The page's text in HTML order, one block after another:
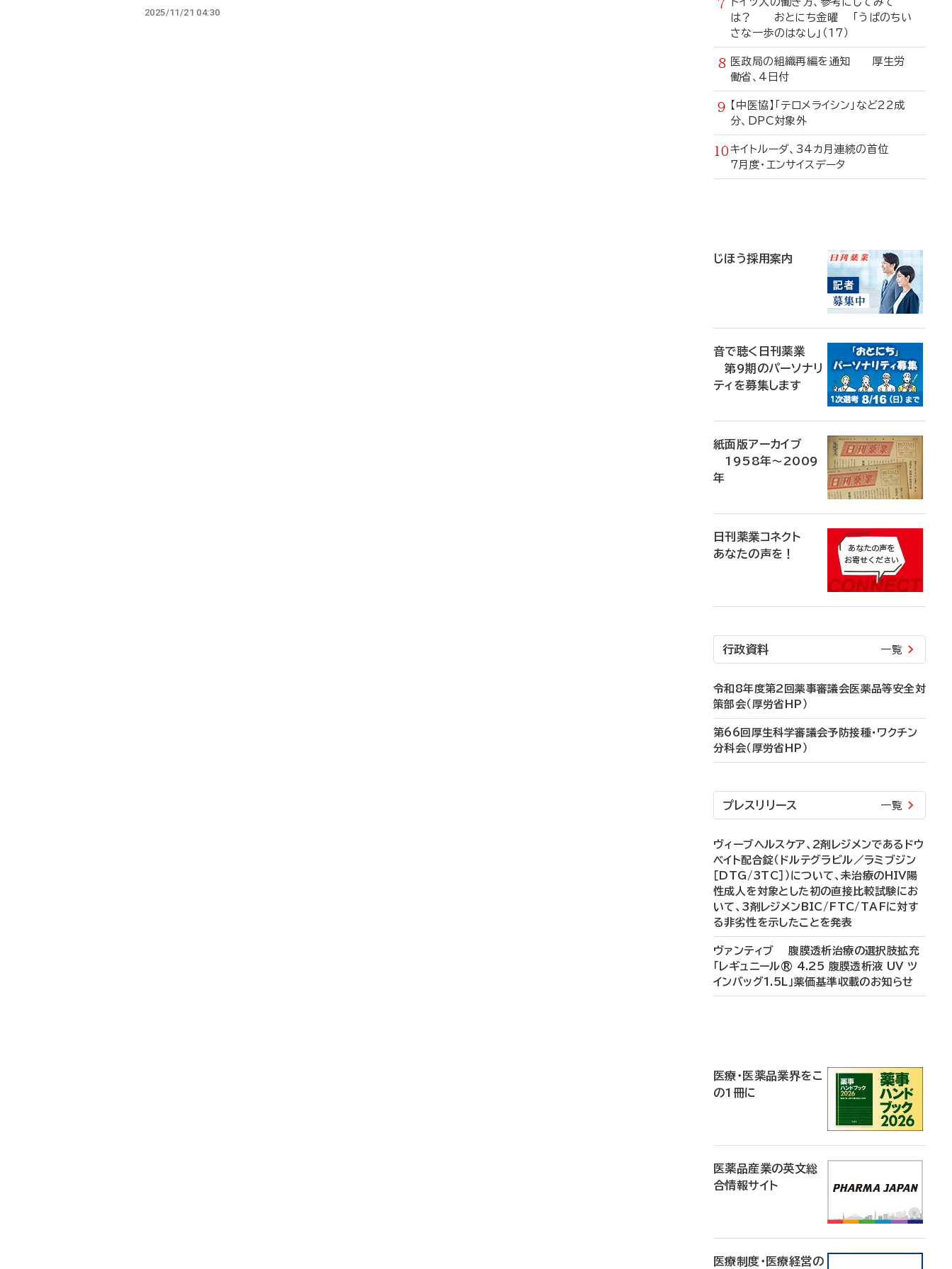
2025/11/21 04:30
は？ おとにち金曜 「うぱのちい
さな一歩のはなし」（17）
医政局の組織再編を通知 厚生労
働省、4日付
【中医協】「テロメライシン」など22成
分、DPC対象外
キイトルーダ、34カ月連続の首位
7月度・エンサイスデータ
じほう採用案内
音で聴く日刊薬業
第9期のパーソナリ
ティを募集します
紙面版アーカイブ
1958年～2009
年
日刊薬業コネクト
あなたの声を！
行政資料 一覧
令和8年度第2回薬事審議会医薬品等安全対
策部会（厚労省HP）
第66回厚生科学審議会予防接種・ワクチン
分科会（厚労省HP）
プレスリリース 一覧
ヴィーブヘルスケア、2剤レジメンであるドウ
ベイト配合錠（ドルテグラビル／ラミブジン
［DTG/3TC］）について、未治療のHIV陽
性成人を対象とした初の直接比較試験にお
いて、3剤レジメンBIC/FTC/TAFに対す
る非劣性を示したことを発表
ヴァンティブ 腹膜透析治療の選択肢拡充
「レギュニール® 4.25 腹膜透析液 UV ツ
インバッグ1.5L」薬価基準収載のお知らせ
医療・医薬品業界をこ
の1冊に
医薬品産業の英文総
合情報サイト
医療制度・医療経営の